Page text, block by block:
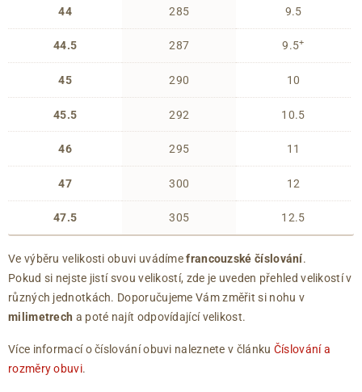
44
44.5
45
45.5
46
47
47.5
285
287
290
292
295
300
305
9.5
9.5+
10
10.5
11
12
12.5
Ve výběru velikosti obuvi uvádímefrancouzské číslování.
Pokud si nejste jistí svou velikostí, zde je uveden přehled velikostí v
různých jednotkách. Doporučujeme Vám změřit si nohu v
milimetrech a poté najít odpovídající velikost.
Více informací o číslování obuvi naleznete v článku Číslování a
rozměry obuvi.